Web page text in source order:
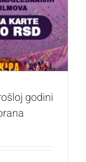
„BEST OF
godini